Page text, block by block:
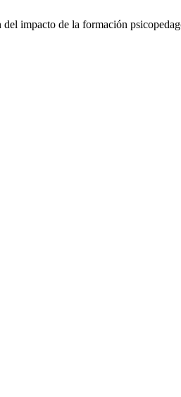
impacto de la formación